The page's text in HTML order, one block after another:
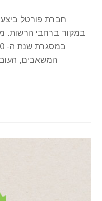
חברת פורטל
במקור ברחבי הרשות.
המשאבים,